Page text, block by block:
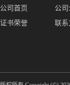
公司首页 公司
证书荣誉
联系